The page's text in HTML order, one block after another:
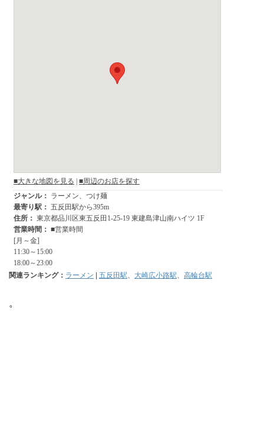
関連ランキング： ラーメン | 五反田駅、 大崎広小路駅、 高輪台駅
。